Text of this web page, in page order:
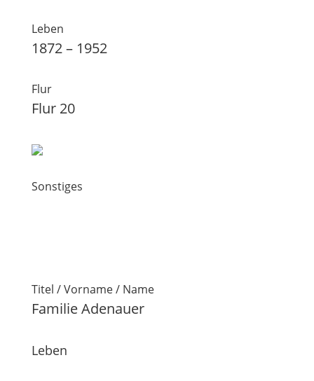
Leben
1872 – 1952
Flur
Flur 20
Sonstiges
Titel / Vorname / Name
Familie Adenauer
Leben